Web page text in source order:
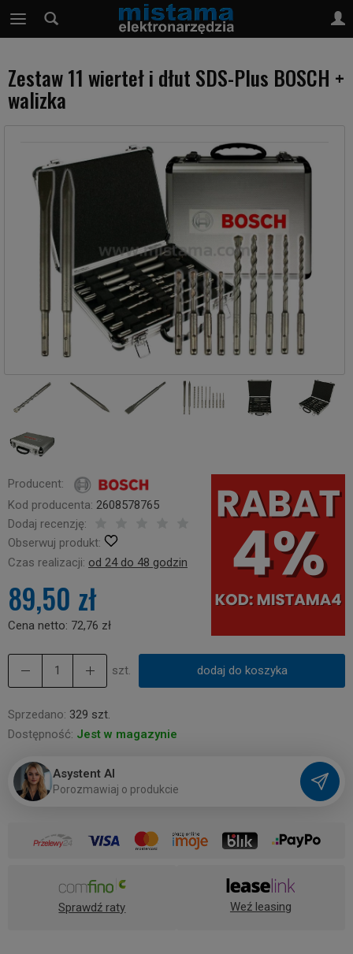
Zestaw 11 wierteł i dłut SDS-Plus BOSCH +
walizka
Producent:
Kod producenta: 2608578765
Dodaj recenzję:
Obserwuj produkt:
Czas realizacji: od 24 do 48 godzin
89,50 zł
Cena netto: 72,76 zł
szt. dodaj do koszyka
Sprzedano: 329 szt.
Dostępność: Jest w magazynie
Asystent AI
Porozmawiaj o produkcie
Sprawdź raty Weź leasing